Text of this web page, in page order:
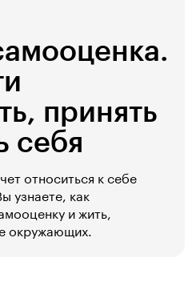
принять
себя
относиться к себе
узнаете, как
и жить,
окружающих.